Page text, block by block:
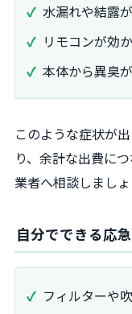
水漏れや結露
リモコンが効
本体から異臭
このような症状が
り、余計な出費に
業者へ相談しましょ
自分でできる応
フィルターや